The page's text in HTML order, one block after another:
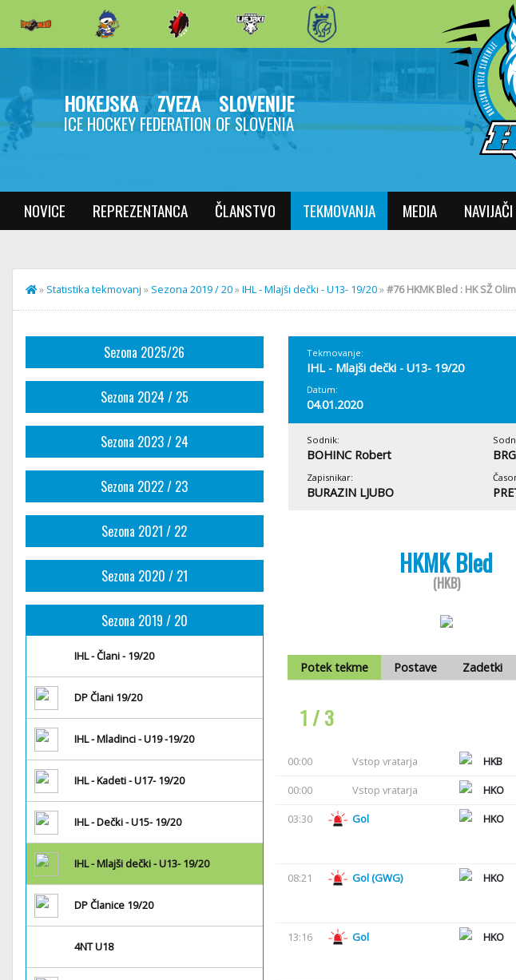
HOKEJSKA ZVEZA SLOVENIJE
ICE HOCKEY FEDERATION OF SLOVENIA
NOVICE REPREZENTANCA ČLANSTVO TEKMOVANJA MEDIA NAVIJAČI
» Statistika tekmovanj » Sezona 2019 / 20»IHL - Mlajši dečki - U13- 19/20»#76 HKMK Bled : HK SŽ
Sezona 2025/26
Sezona 2024 / 25
Sezona 2023 / 24
Sezona 2022 / 23
Sezona 2021 / 22
Sezona 2020 / 21
Sezona 2019 / 20
IHL - Člani - 19/20
DP Člani 19/20
IHL - Mladinci - U19 -19/20
IHL - Kadeti - U17- 19/20
IHL - Dečki - U15- 19/20
IHL - Mlajši dečki - U13- 19/20
DP Članice 19/20
4NT U18
Tekmovanje:
IHL - Mlajši dečki - U13- 19/20
Datum:
04.01.2020
Sodnik:
BOHINC Robert
Zapisnikar:
BURAZIN LJUBO
HKMK Bled
(HKB)
Potek tekme Postave Zadetki
1 / 3
00:00 Vstop vratarja HKB
00:00
Vstop vratarja HKO
03:30
Gol HKO
08:21
Gol (GWG) HKO
13:16
Gol HKO